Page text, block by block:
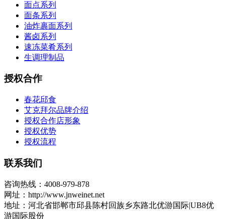
面点系列
面条系列
油炸裹面系列
酱卤系列
速冻菜肴系列
生调理制品
授权合作
春花邱食
艾克拜尔品牌介绍
授权合作店形象
授权优势
授权流程
联系我们
咨询热线：4008-979-878
网址：http://www.jnweinet.net
地址：河北省邯郸市邱县陈村回族乡东路北优游国际|UB8优
游国际股份